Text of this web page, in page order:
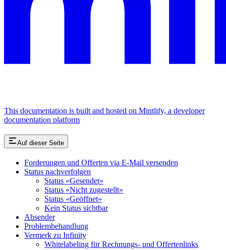
This documentation is built and hosted on Mintlify, a developer
documentation platform
Auf dieser Seite
Forderungen und Offerten via E-Mail versenden
Status nachverfolgen
Status «Gesendet»
Status «Nicht zugestellt»
Status «Geöffnet»
Kein Status sichtbar
Absender
Problembehandlung
Vermerk zu Infinity
Whitelabeling für Rechnungs- und Offertenlinks